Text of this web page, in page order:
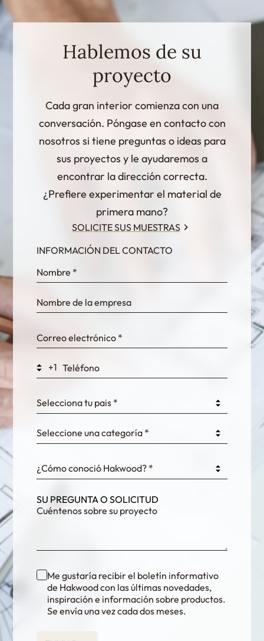
Hablemos de su
proyecto
Cada gran interior comienza con una
conversación. Póngase en contacto con
nosotros si tiene preguntas o ideas para
sus proyectos y le ayudaremos a
encontrar la dirección correcta.
¿Prefiere experimentar el material de
primera mano?
SOLICITE SUS MUESTRAS
InternalFormDataPassing
bn1q0rrvUn2bmwl
WEK7sP7DXp5OiEV
fKG333tDPmDdJm8
INFORMACIÓN DEL CONTACTO
+1
Selecciona tu pais *
Seleccione una categoría *
¿Cómo conoció Hakwood? *
SU PREGUNTA O SOLICITUD
Me gustaría recibir el boletín informativo
de Hakwood con las últimas novedades,
inspiración e información sobre productos.
Se envía una vez cada dos meses.